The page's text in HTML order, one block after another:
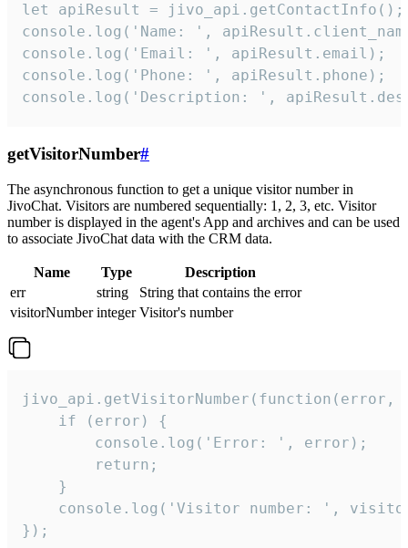
let apiResult = jivo_api.getContactInfo();
console.log('Name: ',
console.log('Email: ', apiResult.email);
console.log('Phone: ', apiResult.phone);
console.log('Description: ',
getVisitorNumber#
The asynchronous function to get a unique visitor number in
JivoChat. Visitors are numbered sequentially: 1, 2, 3, etc. Visitor
number is displayed in the agent's App and archives and can be used
to associate JivoChat data with the CRM data.
Name Type
Description
err
string
String that contains the error
visitorNumber integer Visitor's number
jivo_api.getVisitorNumber(function(error,
    if (error) {
        console.log('Error: ', error);
        return;
    }
console.log('Visitor number: ',
});